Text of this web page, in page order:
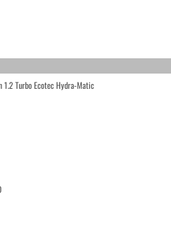
1.2 Turbo Ecotec Hydra-Matic